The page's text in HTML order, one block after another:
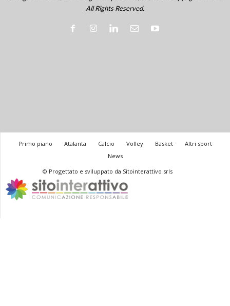
All Rights Reserved.
Primo piano Atalanta Calcio Volley Basket
Altri sport
News
© Progettato e sviluppato da Sitointerattivo srls